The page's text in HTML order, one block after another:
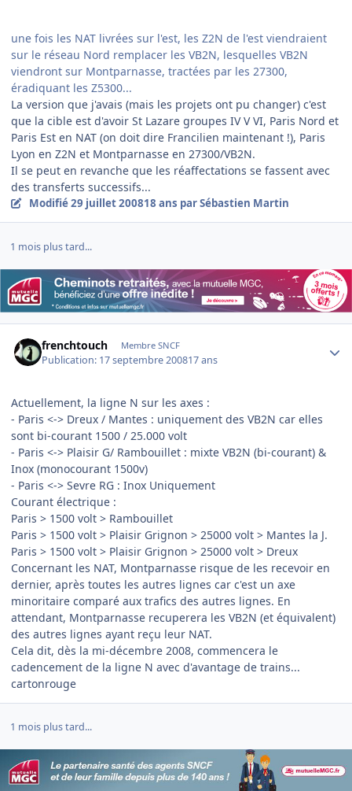
une fois les NAT livrées sur l'est, les Z2N de l'est viendraient
sur le réseau Nord remplacer les VB2N, lesquelles VB2N
viendront sur Montparnasse, tractées par les 27300,
éradiquant les Z5300...
La version que j'avais (mais les projets ont pu changer) c'est
que la cible est d'avoir St Lazare groupes IV V VI, Paris Nord et
Paris Est en NAT (on doit dire Francilien maintenant !), Paris
Lyon en Z2N et Montparnasse en 27300/VB2N.
Il se peut en revanche que les réaffectations se fassent avec
des transferts successifs...
Modifié29 juillet 200818 ans par Sébastien Martin
1 mois plus tard...
frenchtouch Membre SNCF
Publication: 17 septembre 200817 ans
Actuellement, la ligne N sur les axes :
- Paris <-> Dreux / Mantes : uniquement des VB2N car elles
sont bi-courant 1500 / 25.000 volt
- Paris <-> Plaisir G/ Rambouillet : mixte VB2N (bi-courant) &
Inox (monocourant 1500v)
- Paris <-> Sevre RG : Inox Uniquement
Courant électrique :
Paris > 1500 volt > Rambouillet
Paris > 1500 volt > Plaisir Grignon > 25000 volt > Mantes la J.
Paris > 1500 volt > Plaisir Grignon > 25000 volt > Dreux
Concernant les NAT, Montparnasse risque de les recevoir en
dernier, après toutes les autres lignes car c'est un axe
minoritaire comparé aux trafics des autres lignes. En
attendant, Montparnasse recuperera les VB2N (et équivalent)
des autres lignes ayant reçu leur NAT.
Cela dit, dès la mi-décembre 2008, commencera le
cadencement de la ligne N avec d'avantage de trains...
cartonrouge
1 mois plus tard...